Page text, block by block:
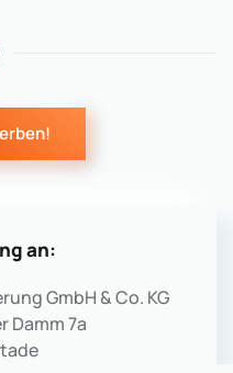
an:
GmbH & Co. KG
Damm 7a